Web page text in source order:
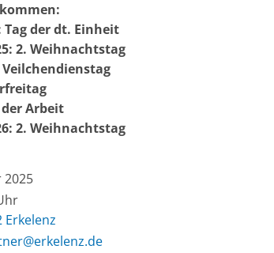
Tag der dt. Einheit
2. Weihnachtstag
Veilchendienstag
der Arbeit
2. Weihnachtstag
2025
Erkelenz